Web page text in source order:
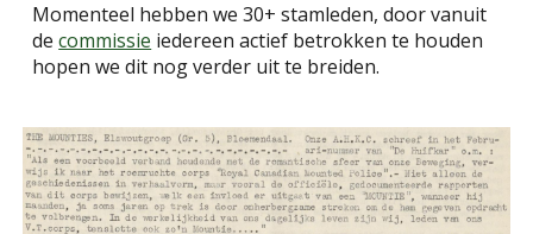
Momenteel hebben we 30+ stamleden, door vanuit
decommissie iedereen actief betrokken te houden
hopen we dit nog verder uit te breiden.